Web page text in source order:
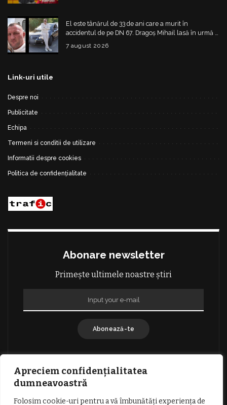
Apreciem confidențialitatea
dumneavoastră
Folosim cookie-uri pentru a vă îmbunătăți experiența de
El este tânărul de 33 de ani care a murit în
accidentul de pe DN 67. Dragoș Mihail lasă în urmă o
7 august 2026
Link-uri utile
Despre noi
Publicitate
Echipa
Termeni si conditii de utilizare
Informatii despre cookies
Politica de confidențialitate
Abonare newsletter
Primește ultimele noastre știri
Abonează-te